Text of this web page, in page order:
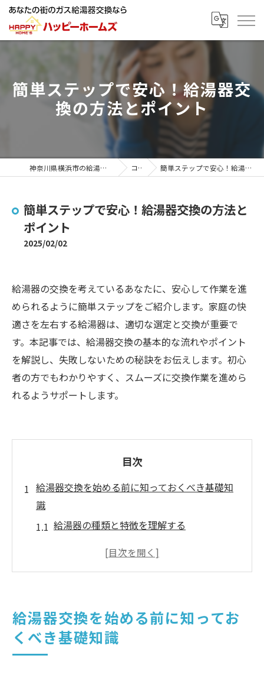
簡単ステップで安心！給湯器交
換の方法とポイント
神奈川県横浜市の給湯器ならハッピーホームズ コラム 簡単ステップで安心！給湯器交換の方法とポイント
簡単ステップで安心！給湯器交換の方法と
ポイント
2025/02/02
給湯器の交換を考えているあなたに、安心して作業を進
められるように簡単ステップをご紹介します。家庭の快
適さを左右する給湯器は、適切な選定と交換が重要で
す。本記事では、給湯器交換の基本的な流れやポイント
を解説し、失敗しないための秘訣をお伝えします。初心
者の方でもわかりやすく、スムーズに交換作業を進めら
れるようサポートします。
目次
給湯器交換を始める前に知っておくべき基礎知
識
給湯器の種類と特徴を理解する
交換時期を見極めるポイント
古い給湯器のリサイクル方法
新しい給湯器交換の選び方とポイント
給湯器交換を始める前に知ってお
くべき基礎知識